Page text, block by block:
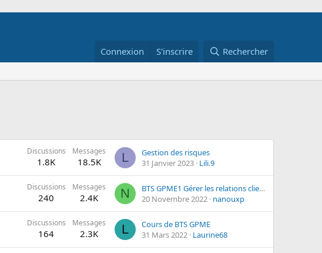
Connexion S'inscrire Rechercher
Discussions
1.8K
Messages
18.5K L
Gestion des risques
31 Janvier 2023 Lili.9
Discussions
240
Messages
2.4K N
BTS GPME1 Gérer les relations clients et fournisseurs
20 Novembre 2022 nanouxp
Discussions
164
Messages
2.3K L
Cours de BTS GPME
31 Mars 2022 Laurine68